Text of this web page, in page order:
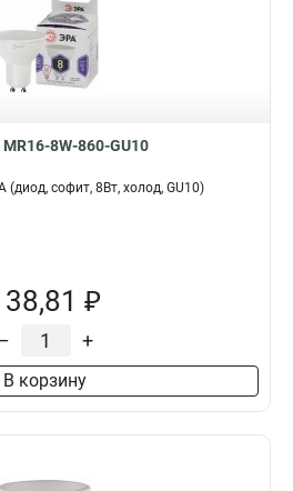
MR16-8W-860-GU10
(диод, софит, 8Вт, холод, GU10)
₽
+
В корзину